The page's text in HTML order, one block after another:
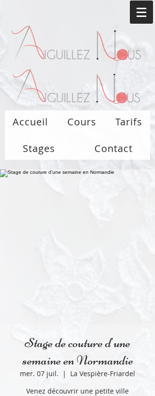
Accueil Cours Tarifs
Stages Contact
Stage de couture d'une
semaine en Normandie
mer. 07 juil.
  |
La Vespière-Friardel
Venez découvrir une petite ville